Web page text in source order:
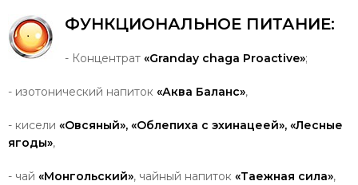
ФУНКЦИОНАЛЬНОЕ ПИТАНИЕ:
- Концентрат «Granday chaga Proactive»;
- изотонический напиток «Аква Баланс»,
- кисели «Овсяный», «Облепиха с эхинацеей», «Лесные
ягоды»,
- чай «Монгольский», чайный напиток «Таежная сила»,